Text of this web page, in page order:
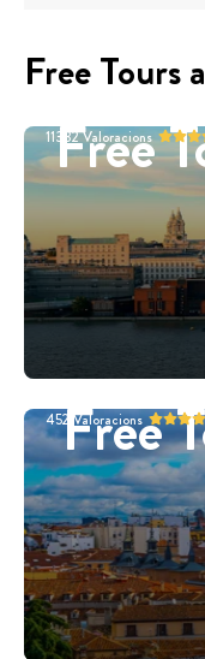
Free Tours
Free
11332Valoracions
Free
452 Valoracions